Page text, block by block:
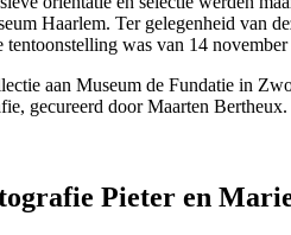
Haarlem. Ter gelegenheid van
was van 14
aan Museum de Fundatie in
door Maarten
Pieter en